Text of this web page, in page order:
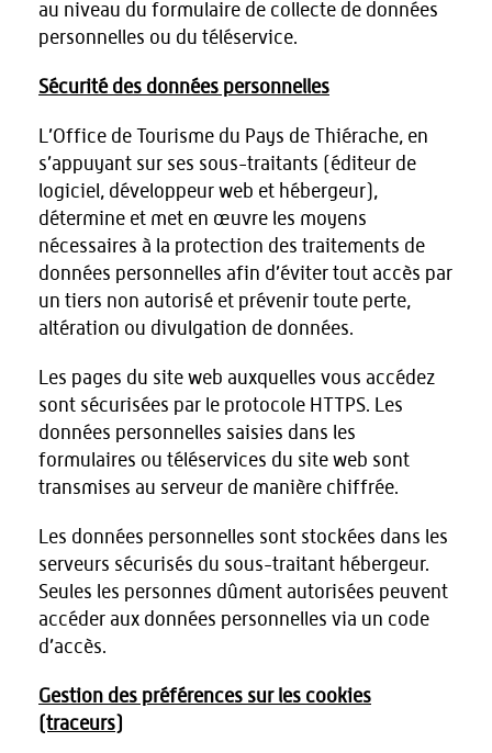
au niveau du formulaire de collecte de données
personnelles ou du téléservice.
Sécurité des données personnelles
L’Office de Tourisme du Pays de Thiérache, en
s’appuyant sur ses sous-traitants (éditeur de
logiciel, développeur web et hébergeur),
détermine et met en œuvre les moyens
nécessaires à la protection des traitements de
données personnelles afin d’éviter tout accès par
un tiers non autorisé et prévenir toute perte,
altération ou divulgation de données.
Les pages du site web auxquelles vous accédez
sont sécurisées par le protocole HTTPS. Les
données personnelles saisies dans les
formulaires ou téléservices du site web sont
transmises au serveur de manière chiffrée.
Les données personnelles sont stockées dans les
serveurs sécurisés du sous-traitant hébergeur.
Seules les personnes dûment autorisées peuvent
accéder aux données personnelles via un code
d’accès.
Gestion des préférences sur les cookies
(traceurs)